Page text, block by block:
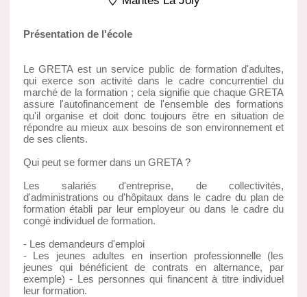
Présentation de l'école
Le GRETA est un service public de formation d'adultes,
qui exerce son activité dans le cadre concurrentiel du
marché de la formation ; cela signifie que chaque GRETA
assure l'autofinancement de l'ensemble des formations
qu'il organise et doit donc toujours être en situation de
répondre au mieux aux besoins de son environnement et
de ses clients.
Qui peut se former dans un GRETA ?
Les salariés d'entreprise, de collectivités,
d'administrations ou d'hôpitaux dans le cadre du plan de
formation établi par leur employeur ou dans le cadre du
congé individuel de formation.
- Les demandeurs d'emploi
- Les jeunes adultes en insertion professionnelle (les
jeunes qui bénéficient de contrats en alternance, par
exemple) - Les personnes qui financent à titre individuel
leur formation.